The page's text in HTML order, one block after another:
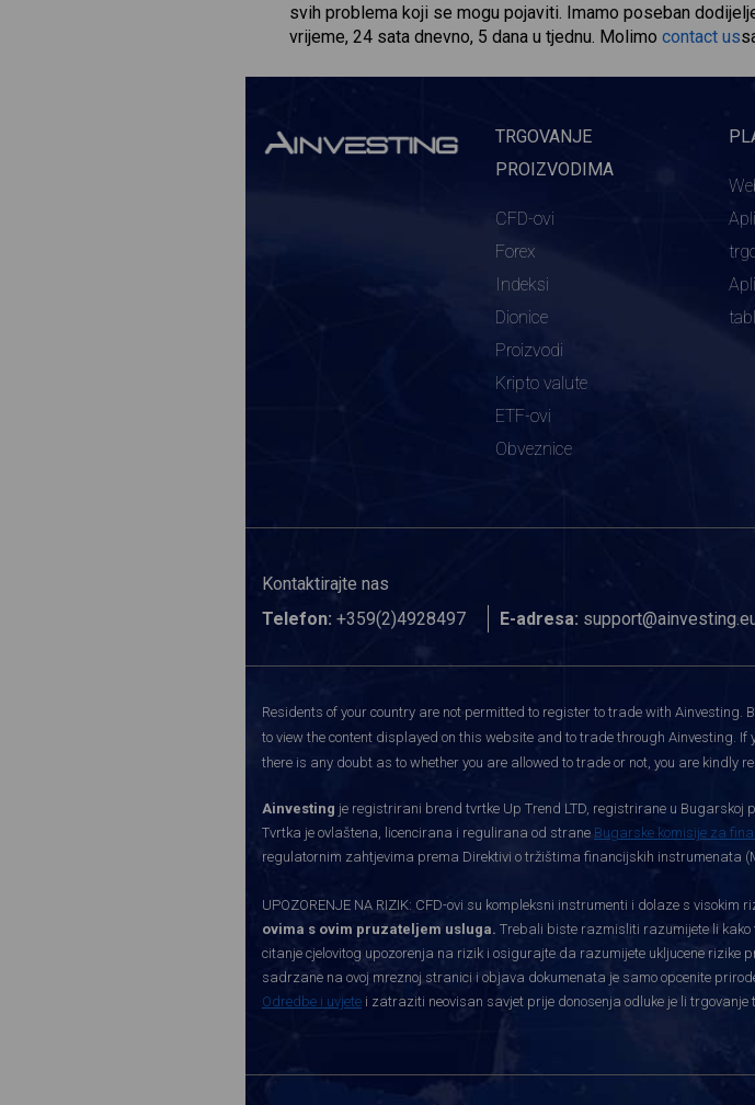
svih problema koji se mogu pojaviti. Imamo poseban
vrijeme, 24 sata dnevno, 5 dana u tjednu. Molimo contact us
TRGOVANJE
PROIZVODIMA
CFD-ovi
Forex
Indeksi
Dionice
Proizvodi
Kripto valute
ETF-ovi
Obveznice
Kontaktirajte nas
Telefon: +359(2)4928497 E-adresa:
Residents of your country are not permitted to register to trade with Ainvesting.
to view the content displayed on this website and to trade through Ainvesting.
there is any doubt as to whether you are allowed to trade or not, you are kindly
Ainvesting je registrirani brend tvrtke Up Trend LTD, registrirane u Bugarskoj
Tvrtka je ovlaštena, licencirana i regulirana od strane Bugarske komisije za
regulatornim zahtjevima prema Direktivi o tržištima financijskih instrumenata
UPOZORENJE NA RIZIK: CFD-ovi su kompleksni instrumenti i dolaze s
ovima s ovim pruzateljem usluga. Trebali biste razmisliti razumijete li kako
citanje cjelovitog upozorenja na rizik i osigurajte da razumijete ukljucene rizike
sadrzane na ovoj mreznoj stranici i objava dokumenata je samo opcenite
Odredbe i uvjete i zatraziti neovisan savjet prije donosenja odluke je li